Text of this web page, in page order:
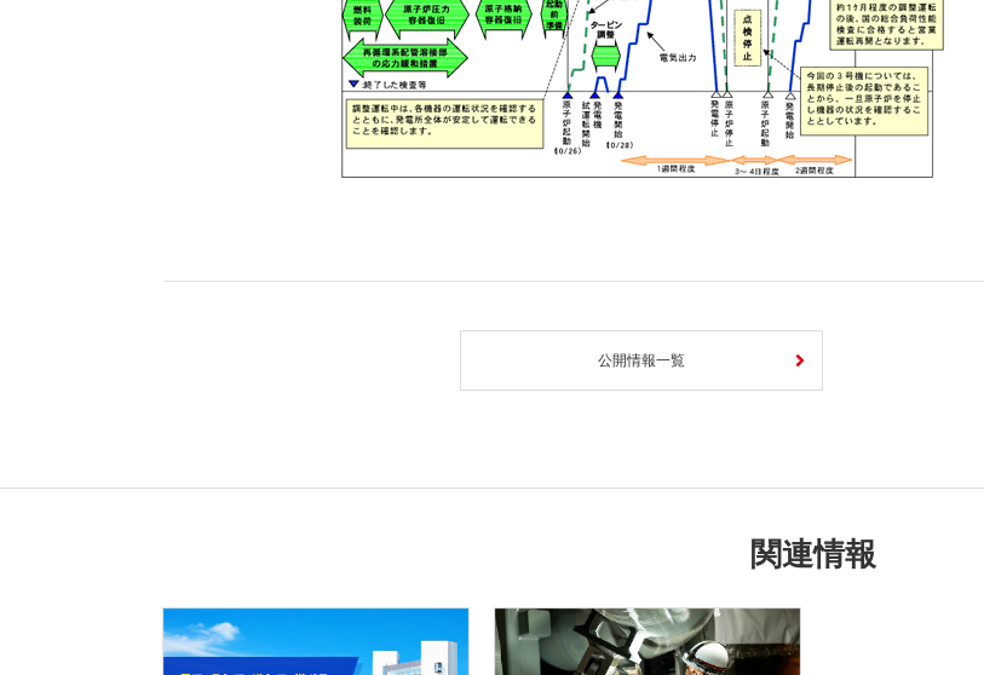
公開情報一覧
関連情報